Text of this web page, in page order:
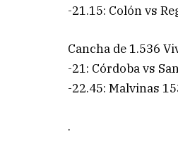
-21.15: Colón vs
Cancha de 1.536
-21: Córdoba vs
-22.45: Malvinas
.